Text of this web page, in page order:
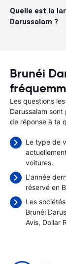
Quelle est la
Darussalam ?
Brunéi
Les questions
Darussalam
de réponse à ta
Le type de
voitures.
L'année
réservé en
Les
Brunéi
Avis Dollar